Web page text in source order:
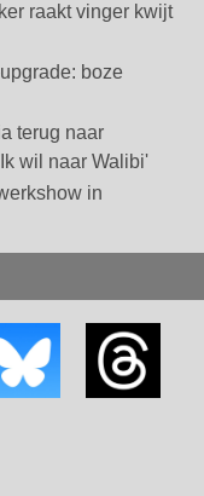
raakt vinger kwijt
boze
terug naar
wil naar Walibi'
in